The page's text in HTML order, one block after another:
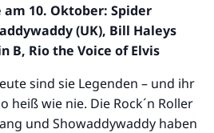
10. Oktober: Spider
(UK), Bill Haleys
B, Rio the Voice of Elvis
sind sie Legenden – und ihr
heiß wie nie. Die Rock´n Roller
und Showaddywaddy haben